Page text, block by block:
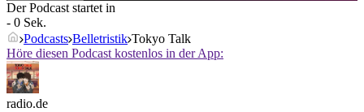
Der Podcast startet in
- 0 Sek.
Podcasts Belletristik Tokyo Talk
Höre diesen Podcast kostenlos in der App:
radio.de